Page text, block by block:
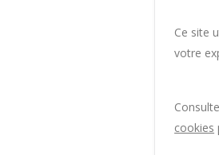
Ce site
votre
cookies